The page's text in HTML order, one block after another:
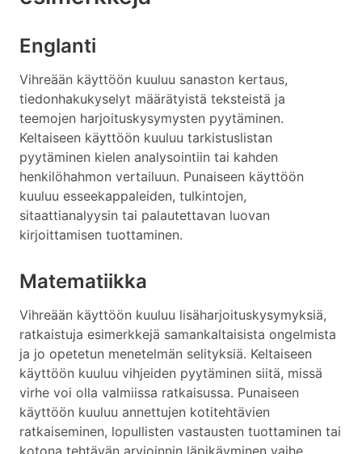
Englanti
Vihreään käyttöön kuuluu sanaston kertaus,
tiedonhakukyselyt määrätyistä teksteistä ja
teemojen harjoituskysymysten pyytäminen.
Keltaiseen käyttöön kuuluu tarkistuslistan
pyytäminen kielen analysointiin tai kahden
henkilöhahmon vertailuun. Punaiseen käyttöön
kuuluu esseekappaleiden, tulkintojen,
sitaattianalyysin tai palautettavan luovan
kirjoittamisen tuottaminen.
Matematiikka
Vihreään käyttöön kuuluu lisäharjoituskysymyksiä,
ratkaistuja esimerkkejä samankaltaisista ongelmista
ja jo opetetun menetelmän selityksiä. Keltaiseen
käyttöön kuuluu vihjeiden pyytäminen siitä, missä
virhe voi olla valmiissa ratkaisussa. Punaiseen
käyttöön kuuluu annettujen kotitehtävien
ratkaiseminen, lopullisten vastausten tuottaminen tai